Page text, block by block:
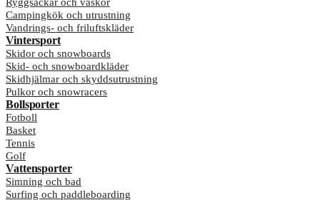
Campingkök och utrustning
Vandrings- och friluftskläder
Vintersport
Skidor och snowboards
Skid- och snowboardkläder
Skidhjälmar och skyddsutrustning
Pulkor och snowracers
Bollsporter
Fotboll
Basket
Tennis
Golf
Vattensporter
Simning och bad
Surfing och paddleboarding